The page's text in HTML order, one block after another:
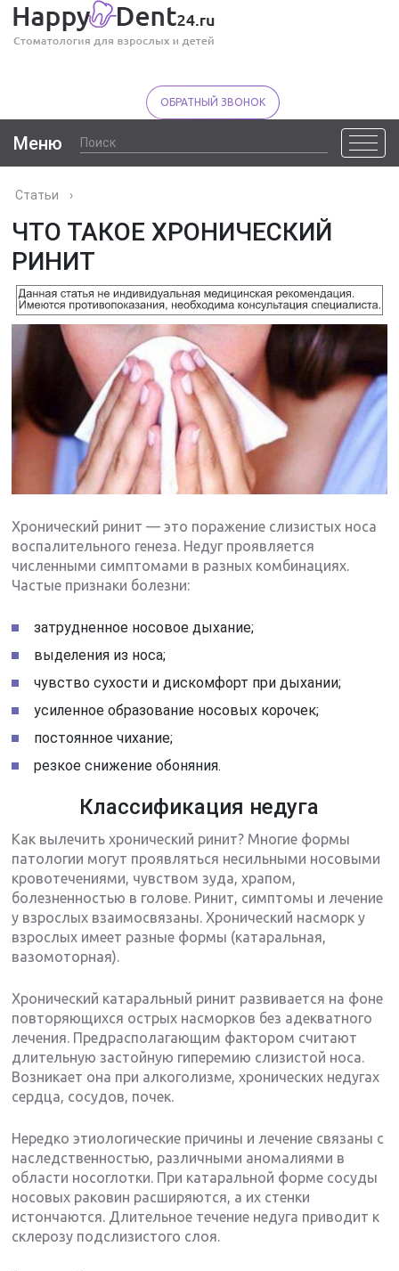
ОБРАТНЫЙ ЗВОНОК
Меню
Статьи ›
ЧТО ТАКОЕ ХРОНИЧЕСКИЙ
РИНИТ
Хронический ринит — это поражение слизистых носа
воспалительного генеза. Недуг проявляется
численными симптомами в разных комбинациях.
Частые признаки болезни:
затрудненное носовое дыхание;
выделения из носа;
чувство сухости и дискомфорт при дыхании;
усиленное образование носовых корочек;
постоянное чихание;
резкое снижение обоняния.
Классификация недуга
Как вылечить хронический ринит? Многие формы
патологии могут проявляться несильными носовыми
кровотечениями, чувством зуда, храпом,
болезненностью в голове. Ринит, симптомы и лечение
у взрослых взаимосвязаны. Хронический насморк у
взрослых имеет разные формы (катаральная,
вазомоторная).
Хронический катаральный ринит развивается на фоне
повторяющихся острых насморков без адекватного
лечения. Предрасполагающим фактором считают
длительную застойную гиперемию слизистой носа.
Возникает она при алкоголизме, хронических недугах
сердца, сосудов, почек.
Нередко этиологические причины и лечение связаны с
наследственностью, различными аномалиями в
области носоглотки. При катаральной форме сосуды
носовых раковин расширяются, а их стенки
истончаются. Длительное течение недуга приводит к
склерозу подслизистого слоя.